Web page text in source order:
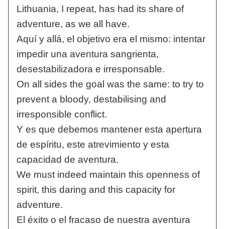
Lithuania, I repeat, has had its share of
adventure, as we all have.
Aquí y allá, el objetivo era el mismo: intentar
impedir una aventura sangrienta,
desestabilizadora e irresponsable.
On all sides the goal was the same: to try to
prevent a bloody, destabilising and
irresponsible conflict.
Y es que debemos mantener esta apertura
de espíritu, este atrevimiento y esta
capacidad de aventura.
We must indeed maintain this openness of
spirit, this daring and this capacity for
adventure.
El éxito o el fracaso de nuestra aventura